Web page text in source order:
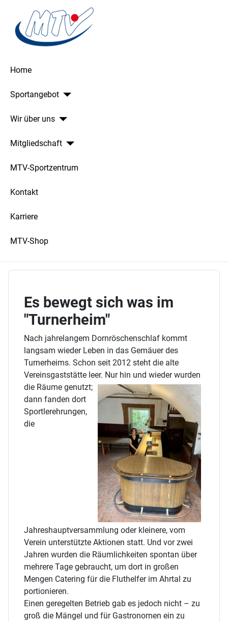
Home
Sportangebot
Wir über uns
Mitgliedschaft
MTV-Sportzentrum
Kontakt
Karriere
MTV-Shop
Es bewegt sich was im
"Turnerheim"
Nach jahrelangem Dornröschenschlaf kommt
langsam wieder Leben in das Gemäuer des
Turnerheims. Schon seit 2012 steht die alte
Vereinsgaststätte leer. Nur hin und wiederwurden
die Räume genutzt;
dann fanden dort
Sportlerehrungen,
die
Jahreshauptversammlung oder kleinere, vom
Verein unterstützte Aktionen statt. Und vor zwei
Jahren wurden die Räumlichkeiten spontan über
mehrere Tage gebraucht, um dort in großen
Mengen Catering für die Fluthelfer im Ahrtal zu
portionieren.
Einen geregelten Betrieb gab es jedoch nicht – zu
groß die Mängel und für Gastronomen ein zu